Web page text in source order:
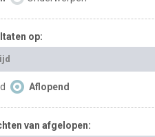
op:
Aflopend
van afgelopen: